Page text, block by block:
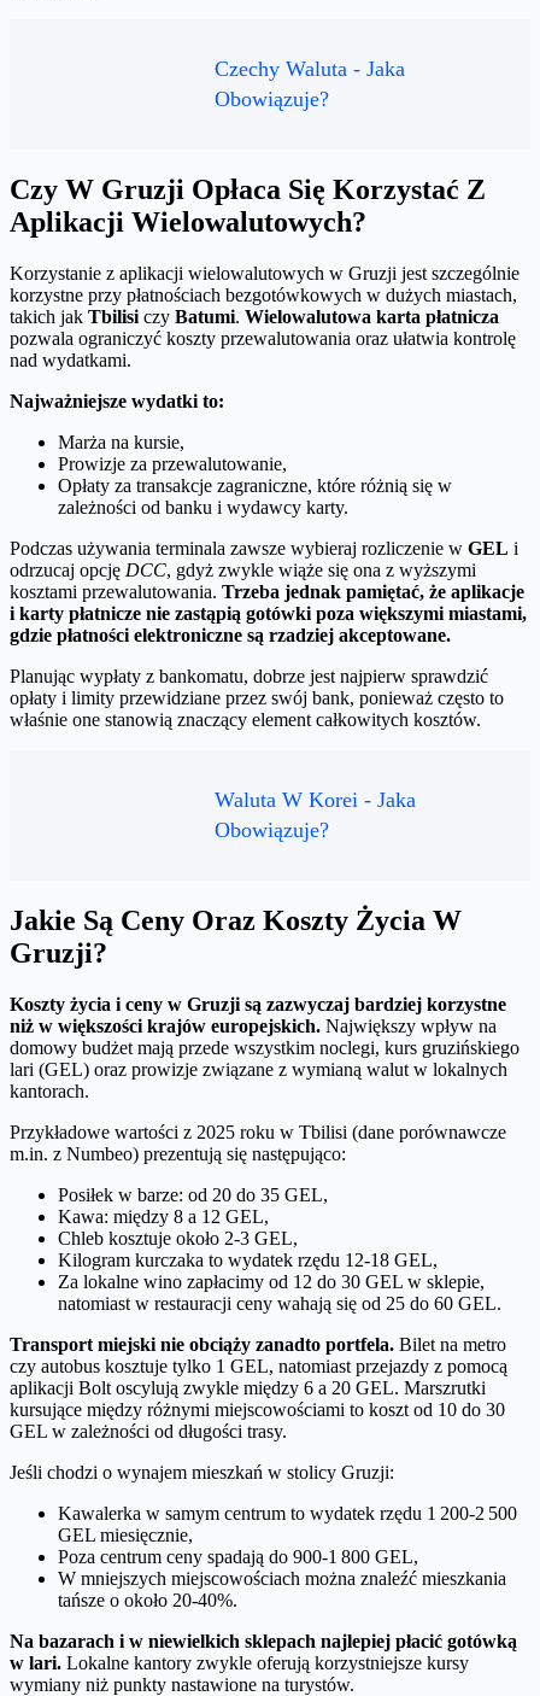
Czechy Waluta - Jaka
Obowiązuje?
Czy W Gruzji Opłaca Się Korzystać Z
Aplikacji Wielowalutowych?
Korzystanie z aplikacji wielowalutowych w Gruzji jest szczególnie
korzystne przy płatnościach bezgotówkowych w dużych miastach,
takich jak Tbilisi czy Batumi. Wielowalutowa karta płatnicza
pozwala ograniczyć koszty przewalutowania oraz ułatwia kontrolę
nad wydatkami.
Najważniejsze wydatki to:
Marża na kursie,
Prowizje za przewalutowanie,
Opłaty za transakcje zagraniczne, które różnią się w
zależności od banku i wydawcy karty.
Podczas używania terminala zawsze wybieraj rozliczenie w GEL i
odrzucaj opcję DCC, gdyż zwykle wiąże się ona z wyższymi
kosztami przewalutowania. Trzeba jednak pamiętać, że aplikacje
i karty płatnicze nie zastąpią gotówki poza większymi miastami,
gdzie płatności elektroniczne są rzadziej akceptowane.
Planując wypłaty z bankomatu, dobrze jest najpierw sprawdzić
opłaty i limity przewidziane przez swój bank, ponieważ często to
właśnie one stanowią znaczący element całkowitych kosztów.
Waluta W Korei - Jaka
Obowiązuje?
Jakie Są Ceny Oraz Koszty Życia W
Gruzji?
Koszty życia i ceny w Gruzji są zazwyczaj bardziej korzystne
niż w większości krajów europejskich. Największy wpływ na
domowy budżet mają przede wszystkim noclegi, kurs gruzińskiego
lari (GEL) oraz prowizje związane z wymianą walut w lokalnych
kantorach.
Przykładowe wartości z 2025 roku w Tbilisi (dane porównawcze
m.in. z Numbeo) prezentują się następująco:
Posiłek w barze: od 20 do 35 GEL,
Kawa: między 8 a 12 GEL,
Chleb kosztuje około 2-3 GEL,
Kilogram kurczaka to wydatek rzędu 12-18 GEL,
Za lokalne wino zapłacimy od 12 do 30 GEL w sklepie,
natomiast w restauracji ceny wahają się od 25 do 60 GEL.
Transport miejski nie obciąży zanadto portfela. Bilet na metro
czy autobus kosztuje tylko 1 GEL, natomiast przejazdy z pomocą
aplikacji Bolt oscylują zwykle między 6 a 20 GEL. Marszrutki
kursujące między różnymi miejscowościami to koszt od 10 do 30
GEL w zależności od długości trasy.
Jeśli chodzi o wynajem mieszkań w stolicy Gruzji:
Kawalerka w samym centrum to wydatek rzędu 1 200-2 500
GEL miesięcznie,
Poza centrum ceny spadają do 900-1 800 GEL,
W mniejszych miejscowościach można znaleźć mieszkania
tańsze o około 20-40%.
Na bazarach i w niewielkich sklepach najlepiej płacić gotówką
w lari. Lokalne kantory zwykle oferują korzystniejsze kursy
wymiany niż punkty nastawione na turystów.